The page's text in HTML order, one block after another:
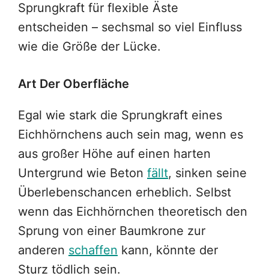
Sprungkraft für flexible Äste
entscheiden – sechsmal so viel Einfluss
wie die Größe der Lücke.
Art Der Oberfläche
Egal wie stark die Sprungkraft eines
Eichhörnchens auch sein mag, wenn es
aus großer Höhe auf einen harten
Untergrund wie Beton fällt, sinken seine
Überlebenschancen erheblich. Selbst
wenn das Eichhörnchen theoretisch den
Sprung von einer Baumkrone zur
anderen schaffen kann, könnte der
Sturz tödlich sein.